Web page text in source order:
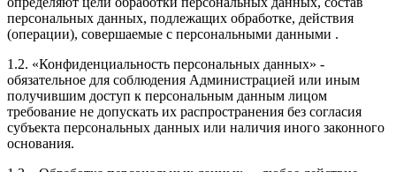
персональных данных, подлежащих обработке, действия
(операции), совершаемые с персональными данными .
1.2. «Конфиденциальность персональных данных» -
обязательное для соблюдения Администрацией или иным
получившим доступ к персональным данным лицом
требование не допускать их распространения без согласия
субъекта персональных данных или наличия иного законного
основания.